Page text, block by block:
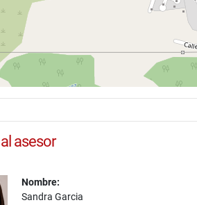
asesor
Nombre:
Sandra Garcia